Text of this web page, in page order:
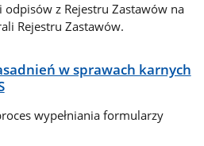
odpisów z Rejestru Zastawów na
Rejestru Zastawów.
w sprawach karnych
wypełniania formularzy